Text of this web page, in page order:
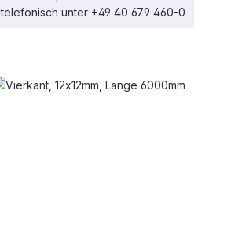
telefonisch unter +49 40 679 460-0